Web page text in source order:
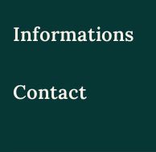
Informations
Contact